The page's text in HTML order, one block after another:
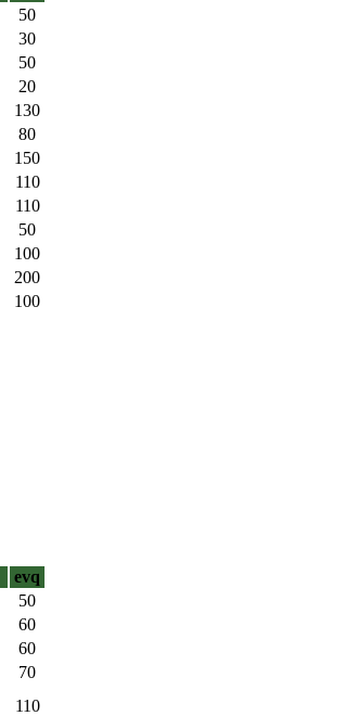
50
30
50
20
130
80
150
110
110
50
100
200
100
evq
50
60
60
70
110